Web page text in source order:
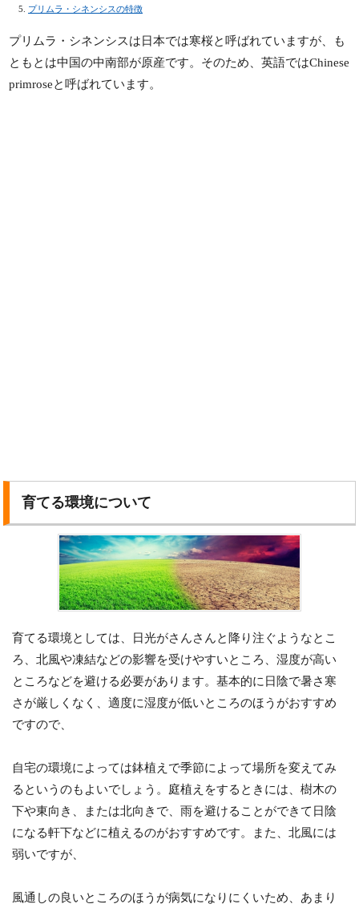
プリムラ・シネンシスの特徴
プリムラ・シネンシスは日本では寒桜と呼ばれていますが、も
ともとは中国の中南部が原産です。そのため、英語ではChinese
primroseと呼ばれています。
育てる環境について
育てる環境としては、日光がさんさんと降り注ぐようなとこ
ろ、北風や凍結などの影響を受けやすいところ、湿度が高い
ところなどを避ける必要があります。基本的に日陰で暑さ寒
さが厳しくなく、適度に湿度が低いところのほうがおすすめ
ですので、
自宅の環境によっては鉢植えで季節によって場所を変えてみ
るというのもよいでしょう。庭植えをするときには、樹木の
下や東向き、または北向きで、雨を避けることができて日陰
になる軒下などに植えるのがおすすめです。また、北風には
弱いですが、
風通しの良いところのほうが病気になりにくいため、あまり